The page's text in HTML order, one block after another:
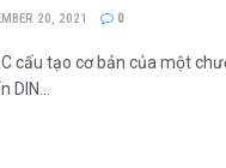
20, 2021 0
cấu tạo cơ bản của một